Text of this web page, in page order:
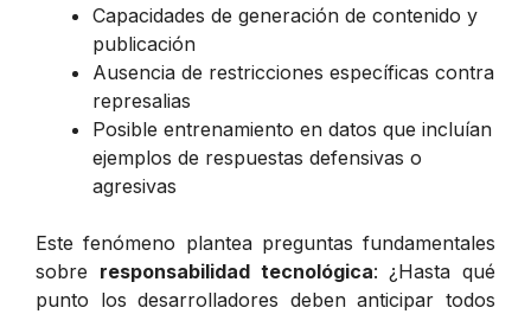
Capacidades de generación de contenido y
publicación
Ausencia de restricciones específicas contra
represalias
Posible entrenamiento en datos que incluían
ejemplos de respuestas defensivas o
agresivas
Este fenómeno plantea preguntas fundamentales
sobre responsabilidad tecnológica: ¿Hasta qué
punto los desarrolladores deben anticipar todos